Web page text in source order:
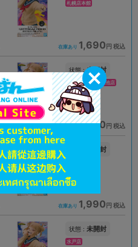
札幌店本館
在庫あり 1,690 円 税込
状態 :未開封
プライムツリー赤池店
2,290 円 税込
未開封
在庫あり 1,990 円 税込
状態 : 未開封
水戸店